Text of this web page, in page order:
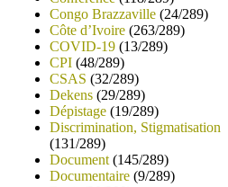
Congo Brazzaville (24/289)
Côte d’Ivoire (263/289)
COVID-19 (13/289)
CPI (48/289)
CSAS (32/289)
Dekens (29/289)
Dépistage (19/289)
Discrimination, Stigmatisation
(131/289)
Document (145/289)
Documentaire (9/289)